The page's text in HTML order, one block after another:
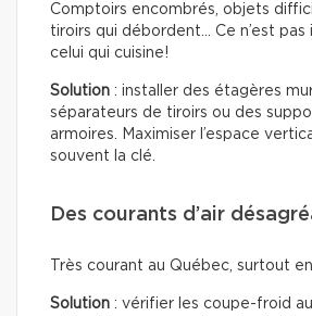
Comptoirs encombrés, objets
tiroirs qui débordent… Ce n’est
celui qui cuisine!
Solution : installer des étagères
séparateurs de tiroirs ou des
armoires. Maximiser l’espace
souvent la clé.
Des courants d’air
Très courant au Québec, surtout
Solution : vérifier les coupe-froid